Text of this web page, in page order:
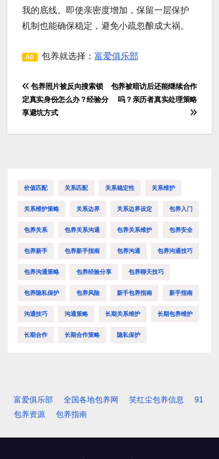
我的底线。即使亲密度增加，保留一层保护
机制也能确保稳定，避免小疏忽酿成大祸。
AD 包养就选择： 富爱俱乐部
文
章
包养被暗访后还能继续合作
吗？亲历者真实处理策略
包养照片被反向搜索锁
定真实身份怎么办？经验分
享避坑方式
价值匹配 关系匹配 关系稳定性 关系维护
关系维护策略 关系边界 关系边界设定 包养入门
包养关系 包养关系沟通 包养关系维护 包养安全
包养新手 包养新手指南 包养沟通 包养沟通技巧
包养沟通策略 包养经验分享 包养聊天技巧
包养隐私保护 包养风险 新手包养指南 新手指南
沟通技巧 沟通策略 长期关系维护 长期包养维护
长期合作 长期合作策略 隐私保护
富爱俱乐部 全国各地包养网 笑红尘包养信息
91
包养资源
包养指南